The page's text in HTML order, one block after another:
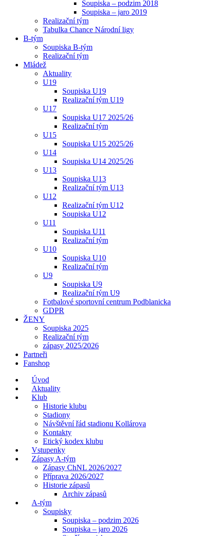
Soupiska – podzim 2018
Soupiska – jaro 2019
Realizační tým
Tabulka Chance Národní ligy
B-tým
Soupiska B-tým
Realizační tým
Mládež
Aktuality
U19
Soupiska U19
Realizační tým U19
U17
Soupiska U17 2025/26
Realizační tým
U15
Soupiska U15 2025/26
U14
Soupiska U14 2025/26
U13
Soupiska U13
Realizační tým U13
U12
Realizační tým U12
Soupiska U12
U11
Soupiska U11
Realizační tým
U10
Soupiska U10
Realizační tým
U9
Soupiska U9
Realizační tým U9
Fotbalové sportovní centrum Podblanicka
GDPR
ŽENY
Soupiska 2025
Realizační tým
zápasy 2025/2026
Partneři
Fanshop
Úvod
Aktuality
Klub
Historie klubu
Stadiony
Návštěvní řád stadionu Kollárova
Kontakty
Etický kodex klubu
Vstupenky
Zápasy A-tým
Zápasy ChNL 2026/2027
Příprava 2026/2027
Historie zápasů
Archiv zápasů
A-tým
Soupisky
Soupiska – podzim 2026
Soupiska – jaro 2026